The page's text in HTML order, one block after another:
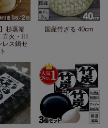
杉蒸篭
直火・IH
レス鍋セ
国産竹ざる 40cm